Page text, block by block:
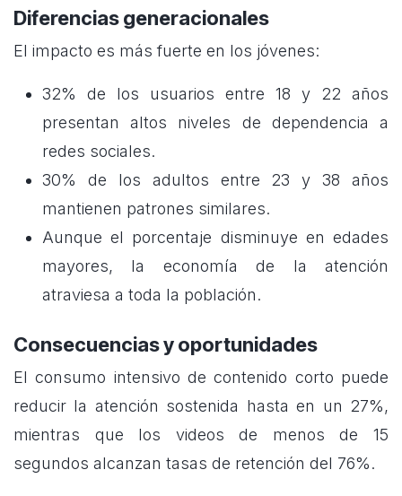
Diferencias generacionales
El impacto es más fuerte en los jóvenes:
32% de los usuarios entre 18 y 22 años
presentan altos niveles de dependencia a
redes sociales.
30% de los adultos entre 23 y 38 años
mantienen patrones similares.
Aunque el porcentaje disminuye en edades
mayores, la economía de la atención
atraviesa a toda la población.
Consecuencias y oportunidades
El consumo intensivo de contenido corto puede
reducir la atención sostenida hasta en un 27%,
mientras que los videos de menos de 15
segundos alcanzan tasas de retención del 76%.